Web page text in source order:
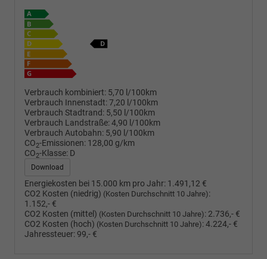
Verbrauch kombiniert: 5,70 l/100km
Verbrauch Innenstadt:7,20 l/100km
Verbrauch Stadtrand: 5,50 l/100km
Verbrauch Landstraße:4,90 l/100km
Verbrauch Autobahn: 5,90 l/100km
CO2-Emissionen: 128,00 g/km
CO2-Klasse: D
Download
Energiekosten bei 15.000 km pro Jahr: 1.491,12 €
CO2 Kosten (niedrig) (Kosten Durchschnitt 10 Jahre):
1.152,- €
CO2 Kosten (mittel) (Kosten Durchschnitt 10 Jahre): 2.736,- €
CO2 Kosten (hoch) (Kosten Durchschnitt 10 Jahre):4.224,- €
Jahressteuer: 99,- €